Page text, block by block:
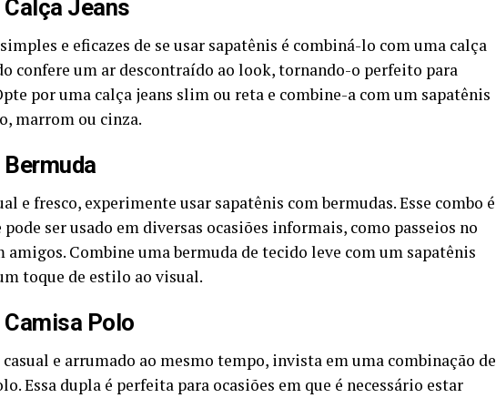
Jeans
e eficazes de se usar sapatênis é combiná-lo com uma calça
confere um ar descontraído ao look, tornando-o perfeito para
por uma calça jeans slim ou reta e combine-a com um sapatênis
marrom ou cinza.
e fresco, experimente usar sapatênis com bermudas. Esse combo é
ser usado em diversas ocasiões informais, como passeios no
amigos. Combine uma bermuda de tecido leve com um sapatênis
toque de estilo ao visual.
Polo
e arrumado ao mesmo tempo, invista em uma combinação de
Essa dupla é perfeita para ocasiões em que é necessário estar